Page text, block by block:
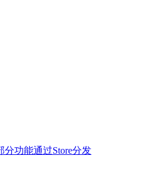
分功能通过Store分发